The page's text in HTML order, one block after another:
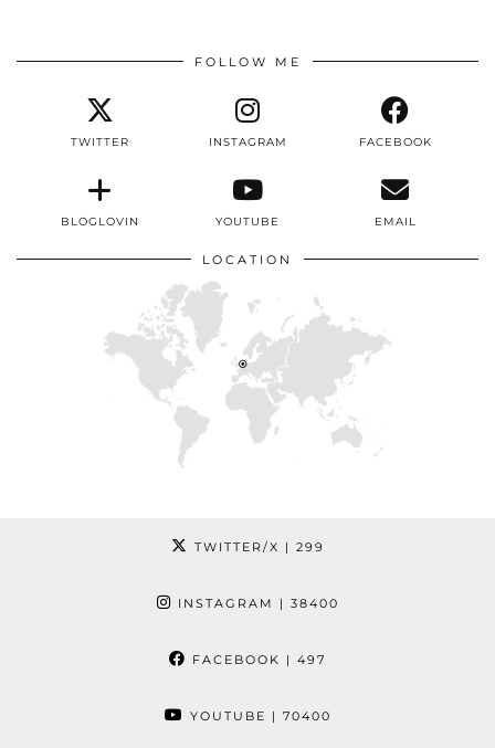
FOLLOW ME
TWITTER INSTAGRAM FACEBOOK
BLOGLOVIN YOUTUBE EMAIL
LOCATION
TWITTER/X | 299
INSTAGRAM | 38400
FACEBOOK | 497
YOUTUBE | 70400